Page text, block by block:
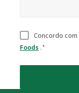
Consentimento
Concordo com
Foods .*